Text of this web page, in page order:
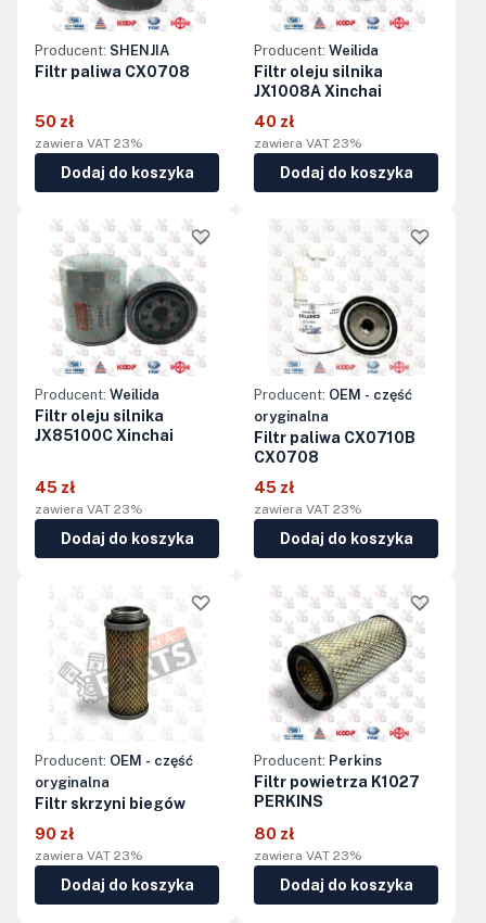
Producent: SHENJIA
Filtr paliwa CX0708
50 zł
zawiera VAT 23%
Dodaj do koszyka
Producent: Weilida
Filtr oleju silnika
JX1008A Xinchai
40 zł
zawiera VAT 23%
Dodaj do koszyka
Producent: Weilida
Filtr oleju silnika
JX85100C Xinchai
45 zł
zawiera VAT 23%
Dodaj do koszyka
Producent: OEM - część
oryginalna
Filtr paliwa CX0710B
CX0708
45 zł
zawiera VAT 23%
Dodaj do koszyka
Producent: OEM - część
oryginalna
Filtr skrzyni biegów
90 zł
zawiera VAT 23%
Dodaj do koszyka
Producent: Perkins
Filtr powietrza K1027
PERKINS
80 zł
zawiera VAT 23%
Dodaj do koszyka